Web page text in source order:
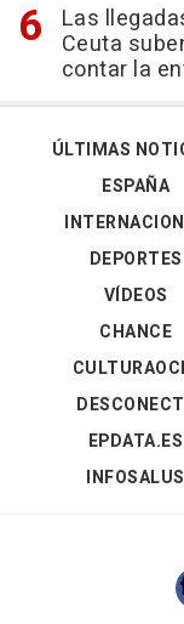
Las
Ceuta
contar la
ÚLTIMAS
ESPAÑA
DEPORTES
VÍDEOS
CHANCE
EPDATA.ES
INFOSALUS